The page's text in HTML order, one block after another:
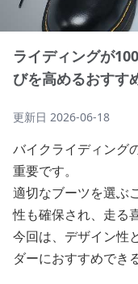
ライディングが
びを高めるおすす
更新日 2026-06-18
バイクライディング
重要です。
適切なブーツを選ぶ
性も確保され、走る
今回は、デザイン性
ダーにおすすめでき